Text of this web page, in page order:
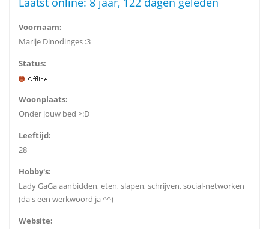
Voornaam:
Marije Dinodinges :3
Status:
Woonplaats:
Onder jouw bed >:D
Leeftijd:
28
Hobby's:
Lady GaGa aanbidden, eten, slapen, schrijven, social-networken
(da's een werkwoord ja ^^)
Website: